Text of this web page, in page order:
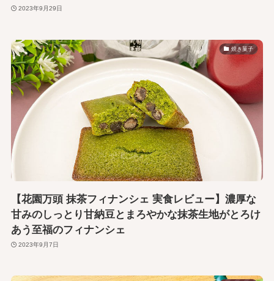
2023年9月29日
焼き菓子
【花園万頭 抹茶フィナンシェ 実食レビュー】濃厚な
甘みのしっとり甘納豆とまろやかな抹茶生地がとろけ
あう至福のフィナンシェ
2023年9月7日